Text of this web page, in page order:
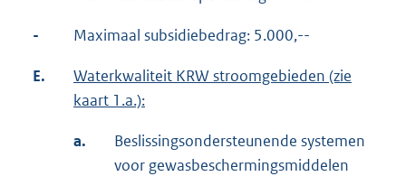
- Maximaal subsidiebedrag: 5.000,--
E.
Waterkwaliteit KRW stroomgebieden (zie
kaart 1.a.):
a.
Beslissingsondersteunende systemen
voor gewasbeschermingsmiddelen